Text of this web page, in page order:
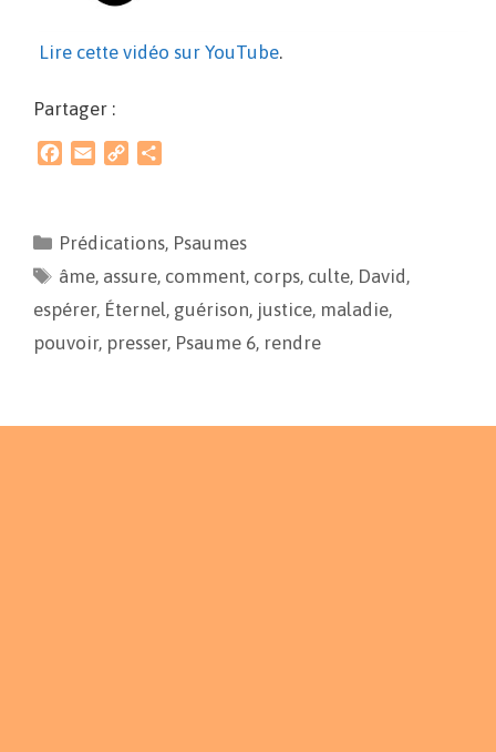
Lire cette vidéo sur YouTube.
Partager :
b
o
o
l
L
i
a
g
e
r
Prédications, Psaumes
âme, assure, comment, corps, culte, David,
espérer, Éternel, guérison, justice, maladie,
pouvoir, presser, Psaume 6, rendre